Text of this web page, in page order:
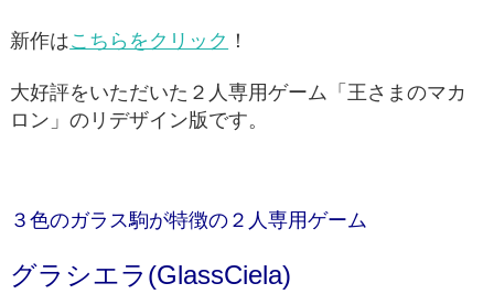
新作はこちらをクリック ！
大好評をいただいた２人専用ゲーム「王さまのマカ
ロン」のリデザイン版です。
３色のガラス駒が特徴の２人専用ゲーム
グラシエラ(GlassCiela)